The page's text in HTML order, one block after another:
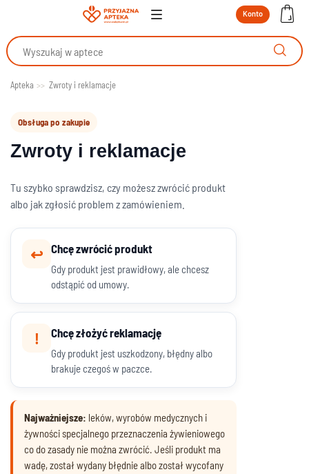
Konto
Apteka Zwroty i reklamacje
Obsługa po zakupie
Zwroty i reklamacje
Tu szybko sprawdzisz, czy możesz zwrócić produkt
albo jak zgłosić problem z zamówieniem.
↩ Chcę zwrócić produkt
Gdy produkt jest prawidłowy, ale chcesz
odstąpić od umowy.
! Chcę złożyć reklamację
Gdy produkt jest uszkodzony, błędny albo
brakuje czegoś w paczce.
Najważniejsze: leków, wyrobów medycznych i
żywności specjalnego przeznaczenia żywieniowego
co do zasady nie można zwrócić. Jeśli produkt ma
wadę, został wydany błędnie albo został wycofany